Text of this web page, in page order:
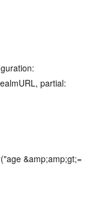
partial:
&amp;amp;gt;=